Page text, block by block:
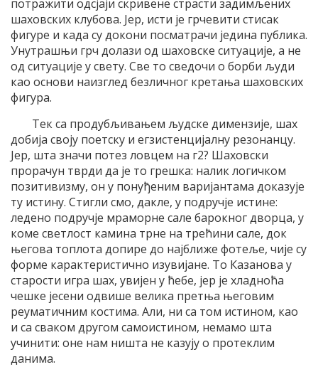
потражити одсјаји скривене страсти задимљених
шаховских клубова. Јер, исти је грчевити стисак
фигуре и када су докони посматрачи једина публика.
Унутрашњи грч долази од шаховске ситуације, а не
од ситуације у свету. Све то сведочи о борби људи
као основи наизглед безличног кретања шаховских
фигура.
Тек са продубљивањем људске димензије, шах
добија своју поетску и егзистенцијалну резонанцу.
Јер, шта значи потез ловцем на г2? Шаховски
прорачун тврди да је то грешка: налик логичком
позитивизму, он у понуђеним варијантама доказује
ту истину. Стигли смо, дакле, у подручје истине:
ледено подручје мраморне сале барокног дворца, у
коме светлост камина трне на трећини сале, док
његова топлота допире до најближе фотеље, чије су
форме карактеристично изувијане. То Казанова у
старости игра шах, увијен у ћебе, јер је хладноћа
чешке јесени одвише велика претња његовим
реуматичним костима. Али, ни са том истином, као
и са сваком другом самоистином, немамо шта
учинити: оне нам ништа не казују о протеклим
данима.